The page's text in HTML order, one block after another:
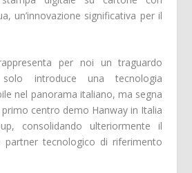
un’innovazione significativa per il
per noi un traguardo
introduce una tecnologia
nel panorama italiano, ma segna
primo centro demo Hanway in Italia
consolidando ulteriormente il
tecnologico di riferimento